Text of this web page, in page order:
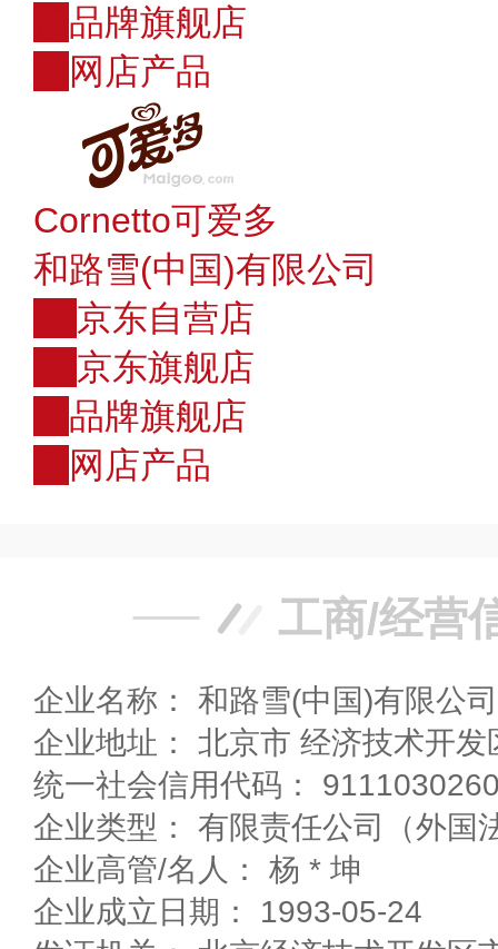
品牌旗舰店
网店产品
Cornetto可爱多
和路雪(中国)有限公司
京东自营店
京东旗舰店
品牌旗舰店
网店产品
工商/经营
企业名称： 和路雪(中国)有限公司
企业地址： 北京市 经济技
统一社会信用代码：
企业类型： 有限责任公司（外国
企业高管/名人： 杨 * 坤
企业成立日期： 1993-05-24